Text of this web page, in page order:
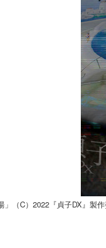
（C）2022『貞子DX』製